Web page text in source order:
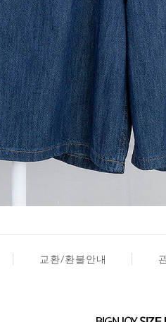
교환/환불안내